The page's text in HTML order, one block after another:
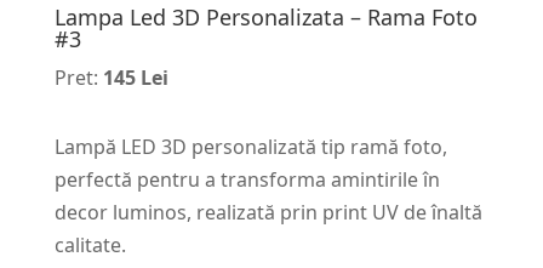
Lampa Led 3D Personalizata – Rama Foto
#3
Pret: 145 Lei
Lampă LED 3D personalizată tip ramă foto,
perfectă pentru a transforma amintirile în
decor luminos, realizată prin print UV de înaltă
calitate.